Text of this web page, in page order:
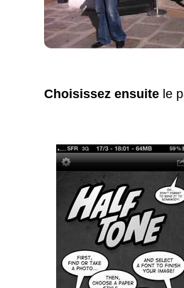
Choisissez ensuite le